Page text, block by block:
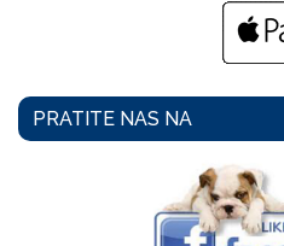
PRATITE NAS NA